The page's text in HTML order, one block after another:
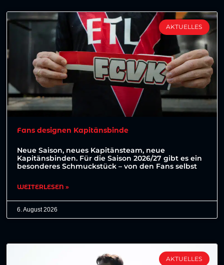
AKTUELLES
Fans designen Kapitänsbinde
Neue Saison, neues Kapitänsteam, neue
Kapitänsbinden. Für die Saison 2026/27 gibt es ein
besonderes Schmuckstück – von den Fans selbst
WEITERLESEN »
6. August 2026
AKTUELLES